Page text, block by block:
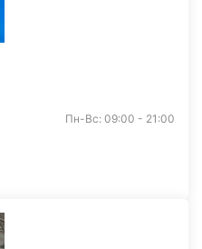
Пн-Вс: 09:00 - 21:00